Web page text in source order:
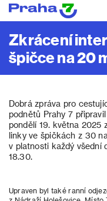
Zkrácení
špičce na 20
Dobrá zpráva pro
podnětů Prahy 7
pondělí 19. května 2025
linky ve špičkách z 30
v platnosti každý všední
18.30.
Upraven byl také ranní